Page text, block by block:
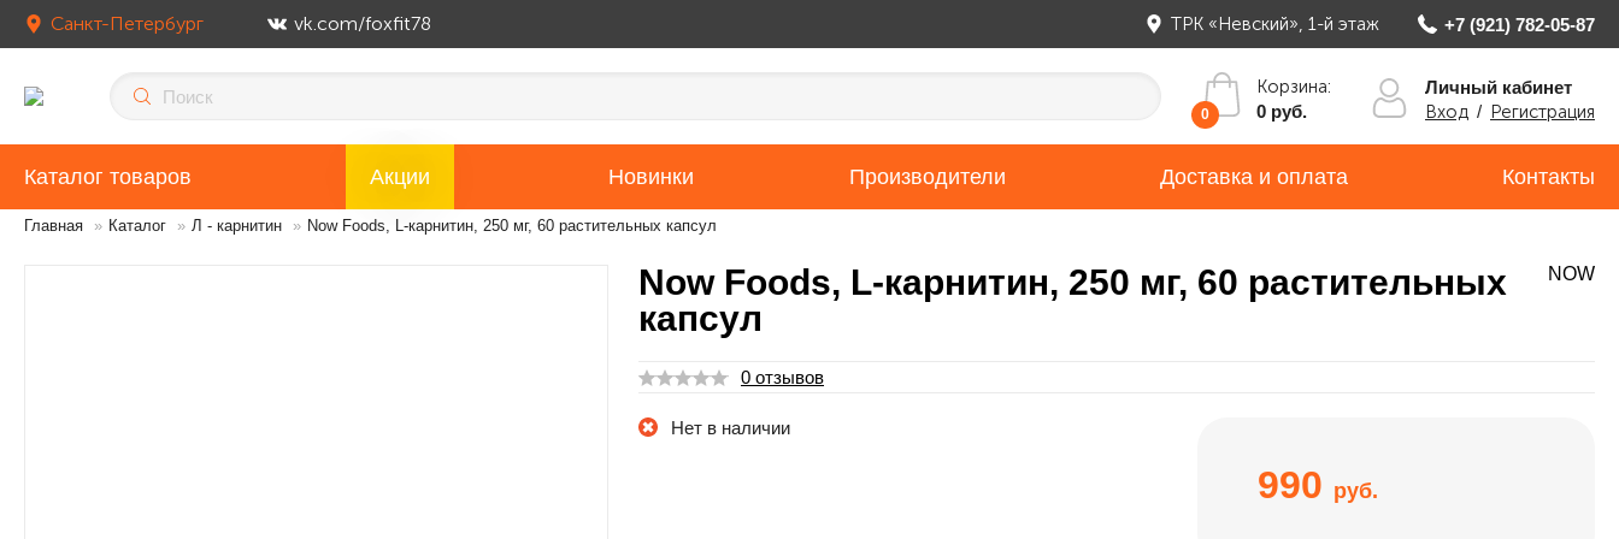
Санкт-Петербург vk.com/foxfit78 ТРК «Невский», 1-й этаж +7 (921) 782-05-87
0
Корзина:
0 руб.
Личный кабинет
Вход / Регистрация
Каталог товаров Акции Новинки Производители Доставка и оплата Контакты
Главная » Каталог » Л - карнитин » Now Foods, L-карнитин, 250 мг, 60 растительных капсул
Now Foods, L-карнитин, 250 мг, 60 растительных
капсул
NOW
0 отзывов
Нет в наличии
990 руб.